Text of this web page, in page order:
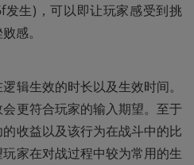
发生)，可以即让玩家感受到挑
感。
辑生效的时长以及生效时间。
更符合玩家的输入期望。至于
收益以及该行为在战斗中的比
家在对战过程中较为常用的生